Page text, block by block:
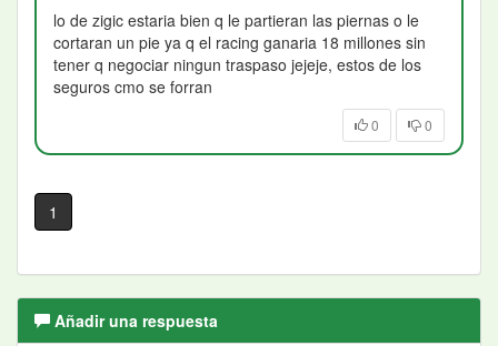
lo de zigic estaria bien q le partieran las piernas o le
cortaran un pie ya q el racing ganaria 18 millones sin
tener q negociar ningun traspaso jejeje, estos de los
seguros cmo se forran
0 0
1
Añadir una respuesta